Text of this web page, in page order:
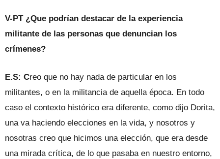
V-PT ¿Que podrían destacar de la experiencia
militante de las personas que denuncian los
crímenes?
E.S: Creo que no hay nada de particular en los
militantes, o en la militancia de aquella época. En todo
caso el contexto histórico era diferente, como dijo Dorita,
una va haciendo elecciones en la vida, y nosotros y
nosotras creo que hicimos una elección, que era desde
una mirada crítica, de lo que pasaba en nuestro entorno,